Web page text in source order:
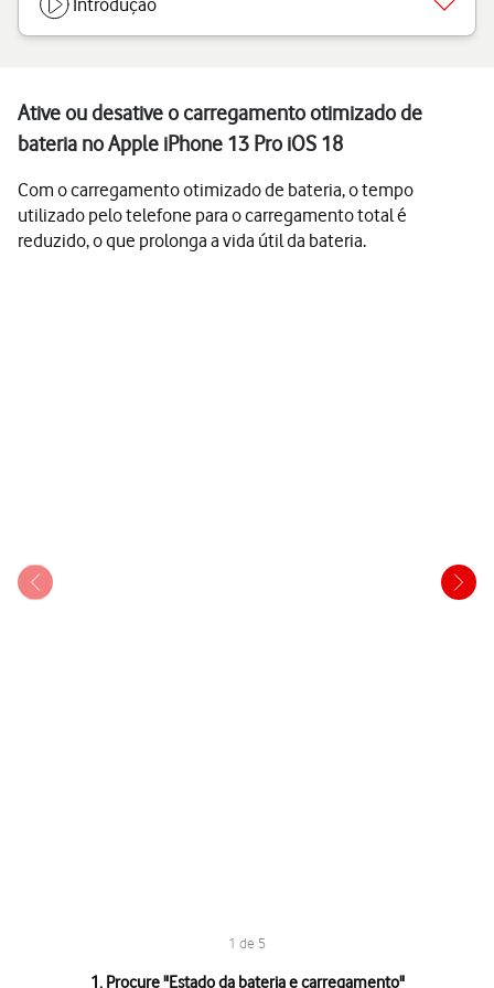
Introdução
Ative ou desative o carregamento otimizado de
bateria no Apple iPhone 13 Pro iOS 18
Com o carregamento otimizado de bateria, o tempo
utilizado pelo telefone para o carregamento total é
reduzido, o que prolonga a vida útil da bateria.
1 de 5
1. Procure "Estado da bateria e carregamento"